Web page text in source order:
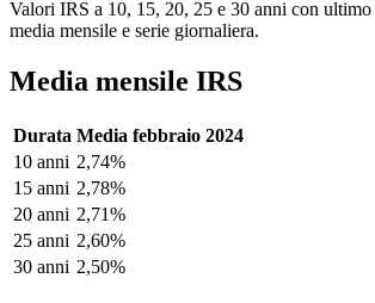
Valori IRS a 10, 15, 20, 25 e 30 anni con
media mensile e serie giornaliera.
Media mensile IRS
Durata Media febbraio 2024
10 anni 2,74%
15 anni 2,78%
20 anni 2,71%
25 anni 2,60%
30 anni 2,50%